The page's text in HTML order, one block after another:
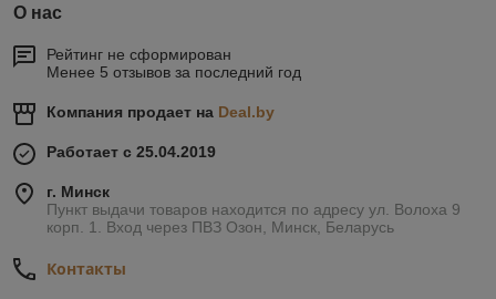
О нас
Рейтинг не сформирован
Менее 5 отзывов за последний год
Компания продает на Deal.by
Работает с 25.04.2019
г. Минск
Пункт выдачи товаров находится по адресу ул. Волоха 9
корп. 1. Вход через ПВЗ Озон, Минск, Беларусь
Контакты